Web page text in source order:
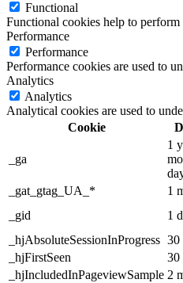
Functional
Functional cookies help to
Performance
Performance
Performance cookies are used to
Analytics
Analytics
Analytical cookies are used to
Cookie
_ga
1
_gat_gtag_UA_*
1
_gid
1
_hjAbsoluteSessionInProgress 30
_hjFirstSeen
30
_hjIncludedInPageviewSample 2